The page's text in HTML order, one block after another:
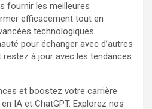
fournir les meilleures
efficacement tout en
technologiques.
pour échanger avec d’autres
à jour avec les tendances
et boostez votre carrière
IA et ChatGPT. Explorez nos